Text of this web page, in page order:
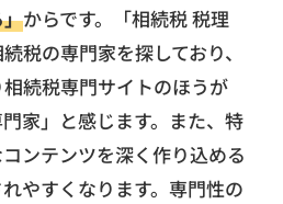
からです。「相続税 税理
税の専門家を探しており、
続税専門サイトのほうが
門家」と感じます。また、特
ンテンツを深く作り込める
やすくなります。専門性の